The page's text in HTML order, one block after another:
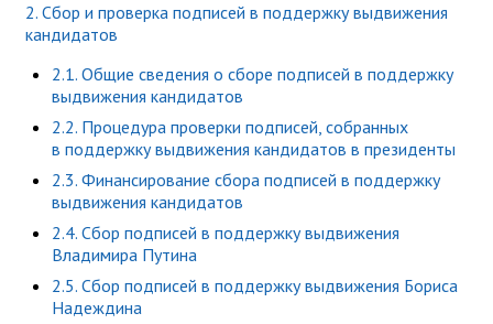
2. Сбор и проверка подписей в поддержку выдвижения
кандидатов
2.1. Общие сведения о сборе подписей в поддержку
выдвижения кандидатов
2.2. Процедура проверки подписей, собранных
в поддержку выдвижения кандидатов в президенты
2.3. Финансирование сбора подписей в поддержку
выдвижения кандидатов
2.4. Сбор подписей в поддержку выдвижения
Владимира Путина
2.5. Сбор подписей в поддержку выдвижения Бориса
Надеждина